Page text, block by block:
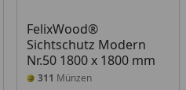
FelixWood®
Sichtschutz Modern
Nr.50 1800 x 1800 mm
311 Münzen